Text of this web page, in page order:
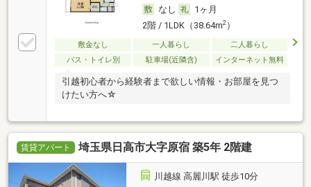
なし
1ヶ月
2階 / 1LDK（38.64m2）
敷金なし 一人暮らし
二人暮らし
バス・トイレ別
駐車場(近隣含) インターネット無料
引越初心者から経験者まで欲しい情報・お部屋を見つ
けたい方へ☆
賃貸アパート 埼玉県日高市大字原宿 築5年 2階建
川越線 高麗川駅 徒歩10分